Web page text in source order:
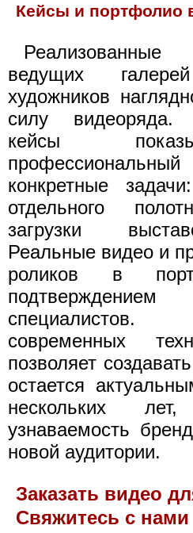
Кейсы и портфолио
ведущих
художников
силу видеоряда.
кейсы
конкретные
отдельного
загрузки
Реальные видео и
роликов в
специалистов.
современных
позволяет
остается
нескольких
узнаваемость
новой аудитории.
Заказать видео
Свяжитесь с нами